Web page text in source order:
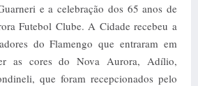
e a celebração dos 65 anos de
Futebol Clube. A Cidade recebeu a
do Flamengo que entraram em
as cores do Nova Aurora, Adílio,
que foram recepcionados pelo